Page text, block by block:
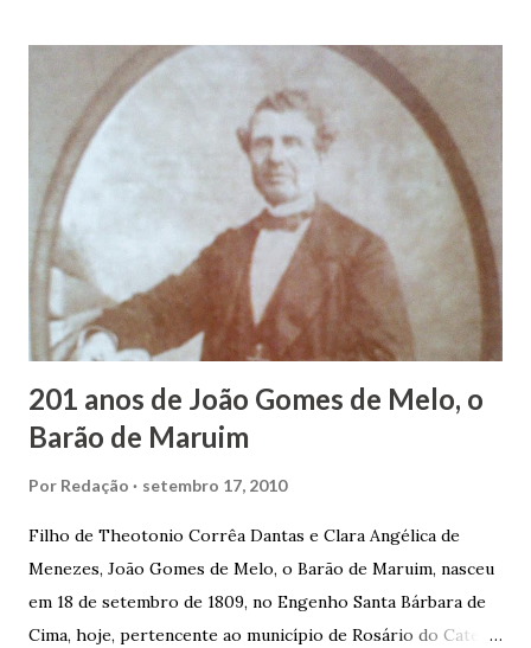
infância pobre, João Vieira não pôde se dedicar aos
estudos, e então passou a colocar o trabalho em primeiro
plano para auxiliar na renda familiar. No comércio foi
garçon, dono de bar, de armarinho e depois de uma
panificação. “Ao contrário de muitos, que renegam suas
raízes e procuram obscurecer seu passado, orgulhava-se
em defender o pão como garçon, tendo incontáveis vezes
que trabalhar copiosamente fora de seu horário normal em
trocas de gorjetas que c...
201 anos de João Gomes de Melo, o
Barão de Maruim
Por Redação setembro 17, 2010
Filho de Theotonio Corrêa Dantas e Clara Angélica de
Menezes, João Gomes de Melo, o Barão de Maruim, nasceu
em 18 de setembro de 1809, no Engenho Santa Bárbara de
Cima, hoje, pertencente ao município de Rosário do Catete.